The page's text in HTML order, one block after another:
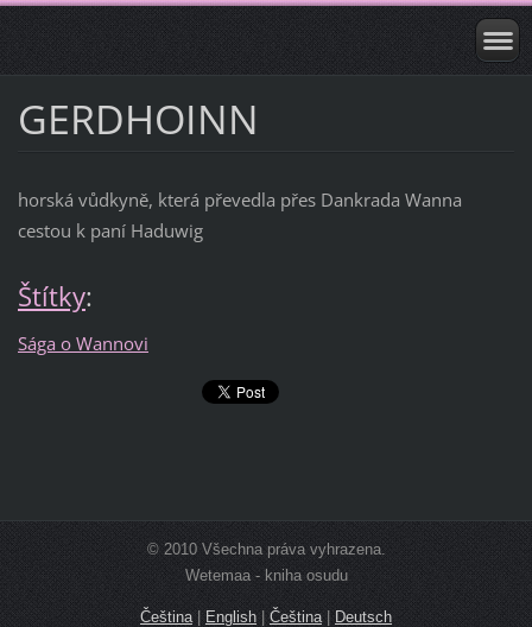
GERDHOINN
horská vůdkyně, která převedla přes Dankrada Wanna
cestou k paní Haduwig
Štítky:
Sága o Wannovi
© 2010 Všechna práva vyhrazena.
Wetemaa - kniha osudu
Čeština| English Čeština Deutsch